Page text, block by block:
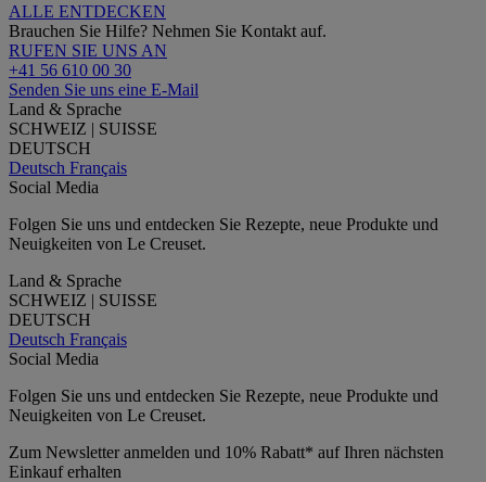
ALLE ENTDECKEN
Brauchen Sie Hilfe? Nehmen Sie Kontakt auf.
RUFEN SIE UNS AN
+41 56 610 00 30
Senden Sie uns eine E-Mail
Land & Sprache
SCHWEIZ | SUISSE
DEUTSCH
Deutsch Français
Social Media
Folgen Sie uns und entdecken Sie Rezepte, neue Produkte und
Neuigkeiten von Le Creuset.
Land & Sprache
SCHWEIZ | SUISSE
DEUTSCH
Deutsch Français
Social Media
Folgen Sie uns und entdecken Sie Rezepte, neue Produkte und
Neuigkeiten von Le Creuset.
Zum Newsletter anmelden und 10% Rabatt* auf Ihren nächsten
Einkauf erhalten